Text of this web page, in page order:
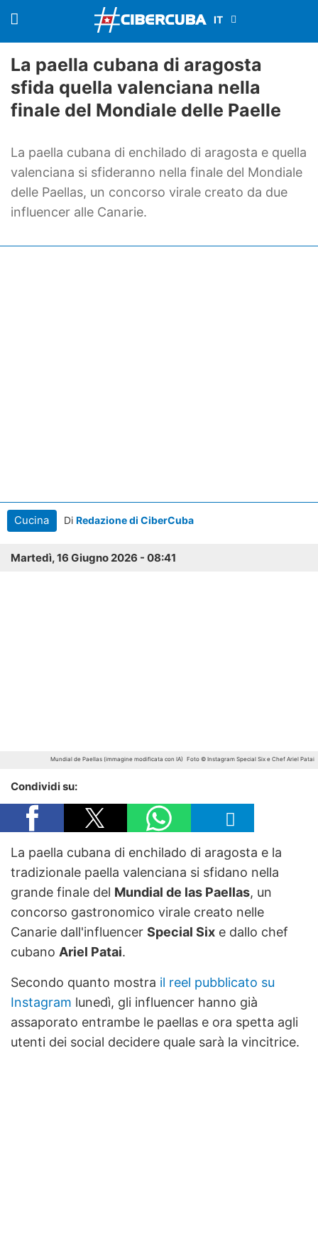
La paella cubana di aragosta
sfida quella valenciana nella
finale del Mondiale delle Paelle
La paella cubana di enchilado di aragosta e quella
valenciana si sfideranno nella finale del Mondiale
delle Paellas, un concorso virale creato da due
influencer alle Canarie.
Cucina Di Redazione di CiberCuba
Martedì, 16 Giugno 2026 - 08:41
Mundial de Paellas (immagine modificata con IA) Foto © Instagram Special Six e Chef Ariel Patai
Condividi su:
La paella cubana di enchilado di aragosta e la
tradizionale paella valenciana si sfidano nella
grande finale del Mundial de las Paellas, un
concorso gastronomico virale creato nelle
Canarie dall'influencer Special Six e dallo chef
cubano Ariel Patai.
Secondo quanto mostra il reel pubblicato su
Instagram lunedì, gli influencer hanno già
assaporato entrambe le paellas e ora spetta agli
utenti dei social decidere quale sarà la vincitrice.